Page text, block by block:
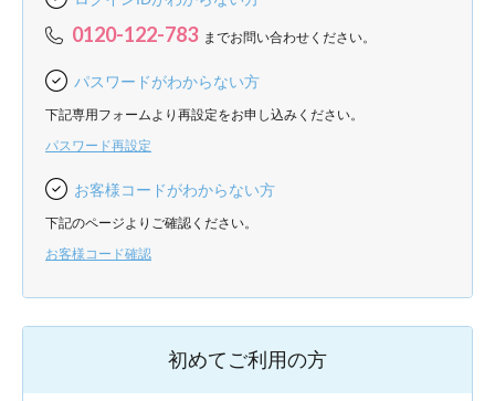
0120-122-783 までお問い合わせください。
パスワードがわからない方
下記専用フォームより再設定をお申し込みください。
パスワード再設定
お客様コードがわからない方
下記のページよりご確認ください。
お客様コード確認
初めてご利用の方